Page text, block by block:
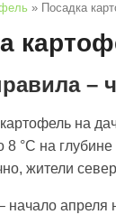
» Посадка
–
картофель на
8 °С на
жители
начало